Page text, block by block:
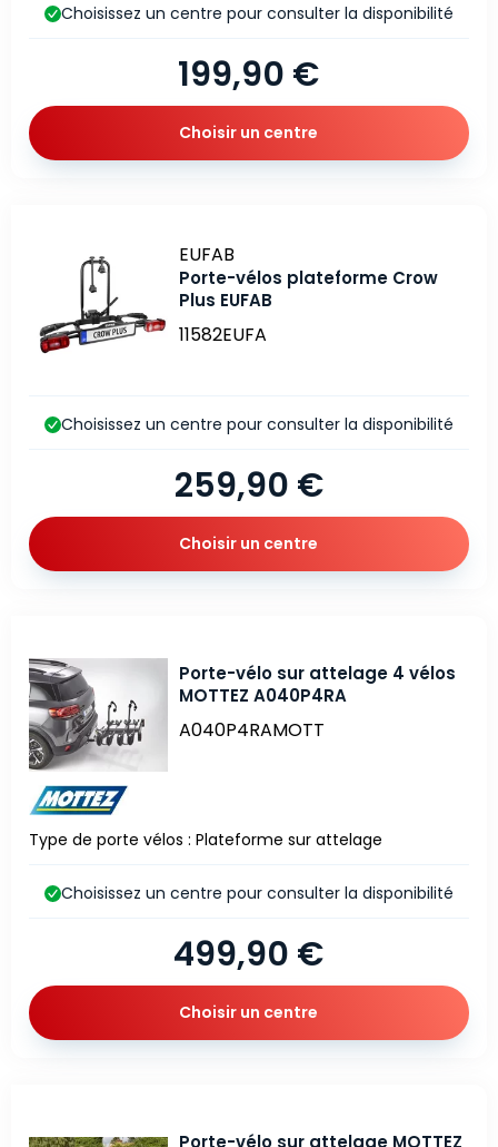
199,90 €
Choisissez un centre pour consulter la disponibilité
Choisir un centre
Marque
EUFAB
Porte-vélos plateforme Crow
Plus EUFAB
11582EUFA
259,90 €
Choisissez un centre pour consulter la disponibilité
Choisir un centre
Porte-vélo sur attelage 4 vélos
MOTTEZ A040P4RA
A040P4RAMOTT
Type de porte vélos : Plateforme sur attelage
499,90 €
Choisissez un centre pour consulter la disponibilité
Choisir un centre
Porte-vélo sur attelage MOTTEZ